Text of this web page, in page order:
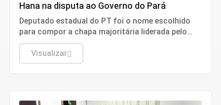
Hana na disputa ao Governo do Pará
Deputado estadual do PT foi o nome escolhido
para compor a chapa majoritária liderada pelo
MDB no estado
Visualizar